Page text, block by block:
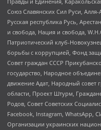
Союз Славянских Сил Руси,
Русская республика Русь,
и свобода, Нация и свобода,
Патриотический клуб-
борьбы с коррупцией, Фонд
Совет граждан СССР
государство, Народное
движение Адат, Народный совет
области, Проект Штурм,
Родов, Совет Советских
Facebook, Instagram, WhatsApp,
Организации украинских